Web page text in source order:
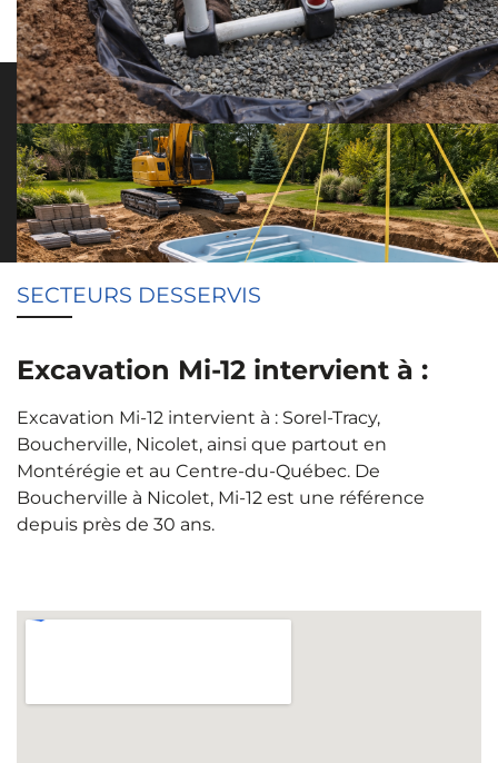
SECTEURS DESSERVIS
Excavation Mi-12 intervient à :
Excavation Mi-12 intervient à : Sorel-Tracy,
Boucherville, Nicolet, ainsi que partout en
Montérégie et au Centre-du-Québec. De
Boucherville à Nicolet, Mi-12 est une référence
depuis près de 30 ans.